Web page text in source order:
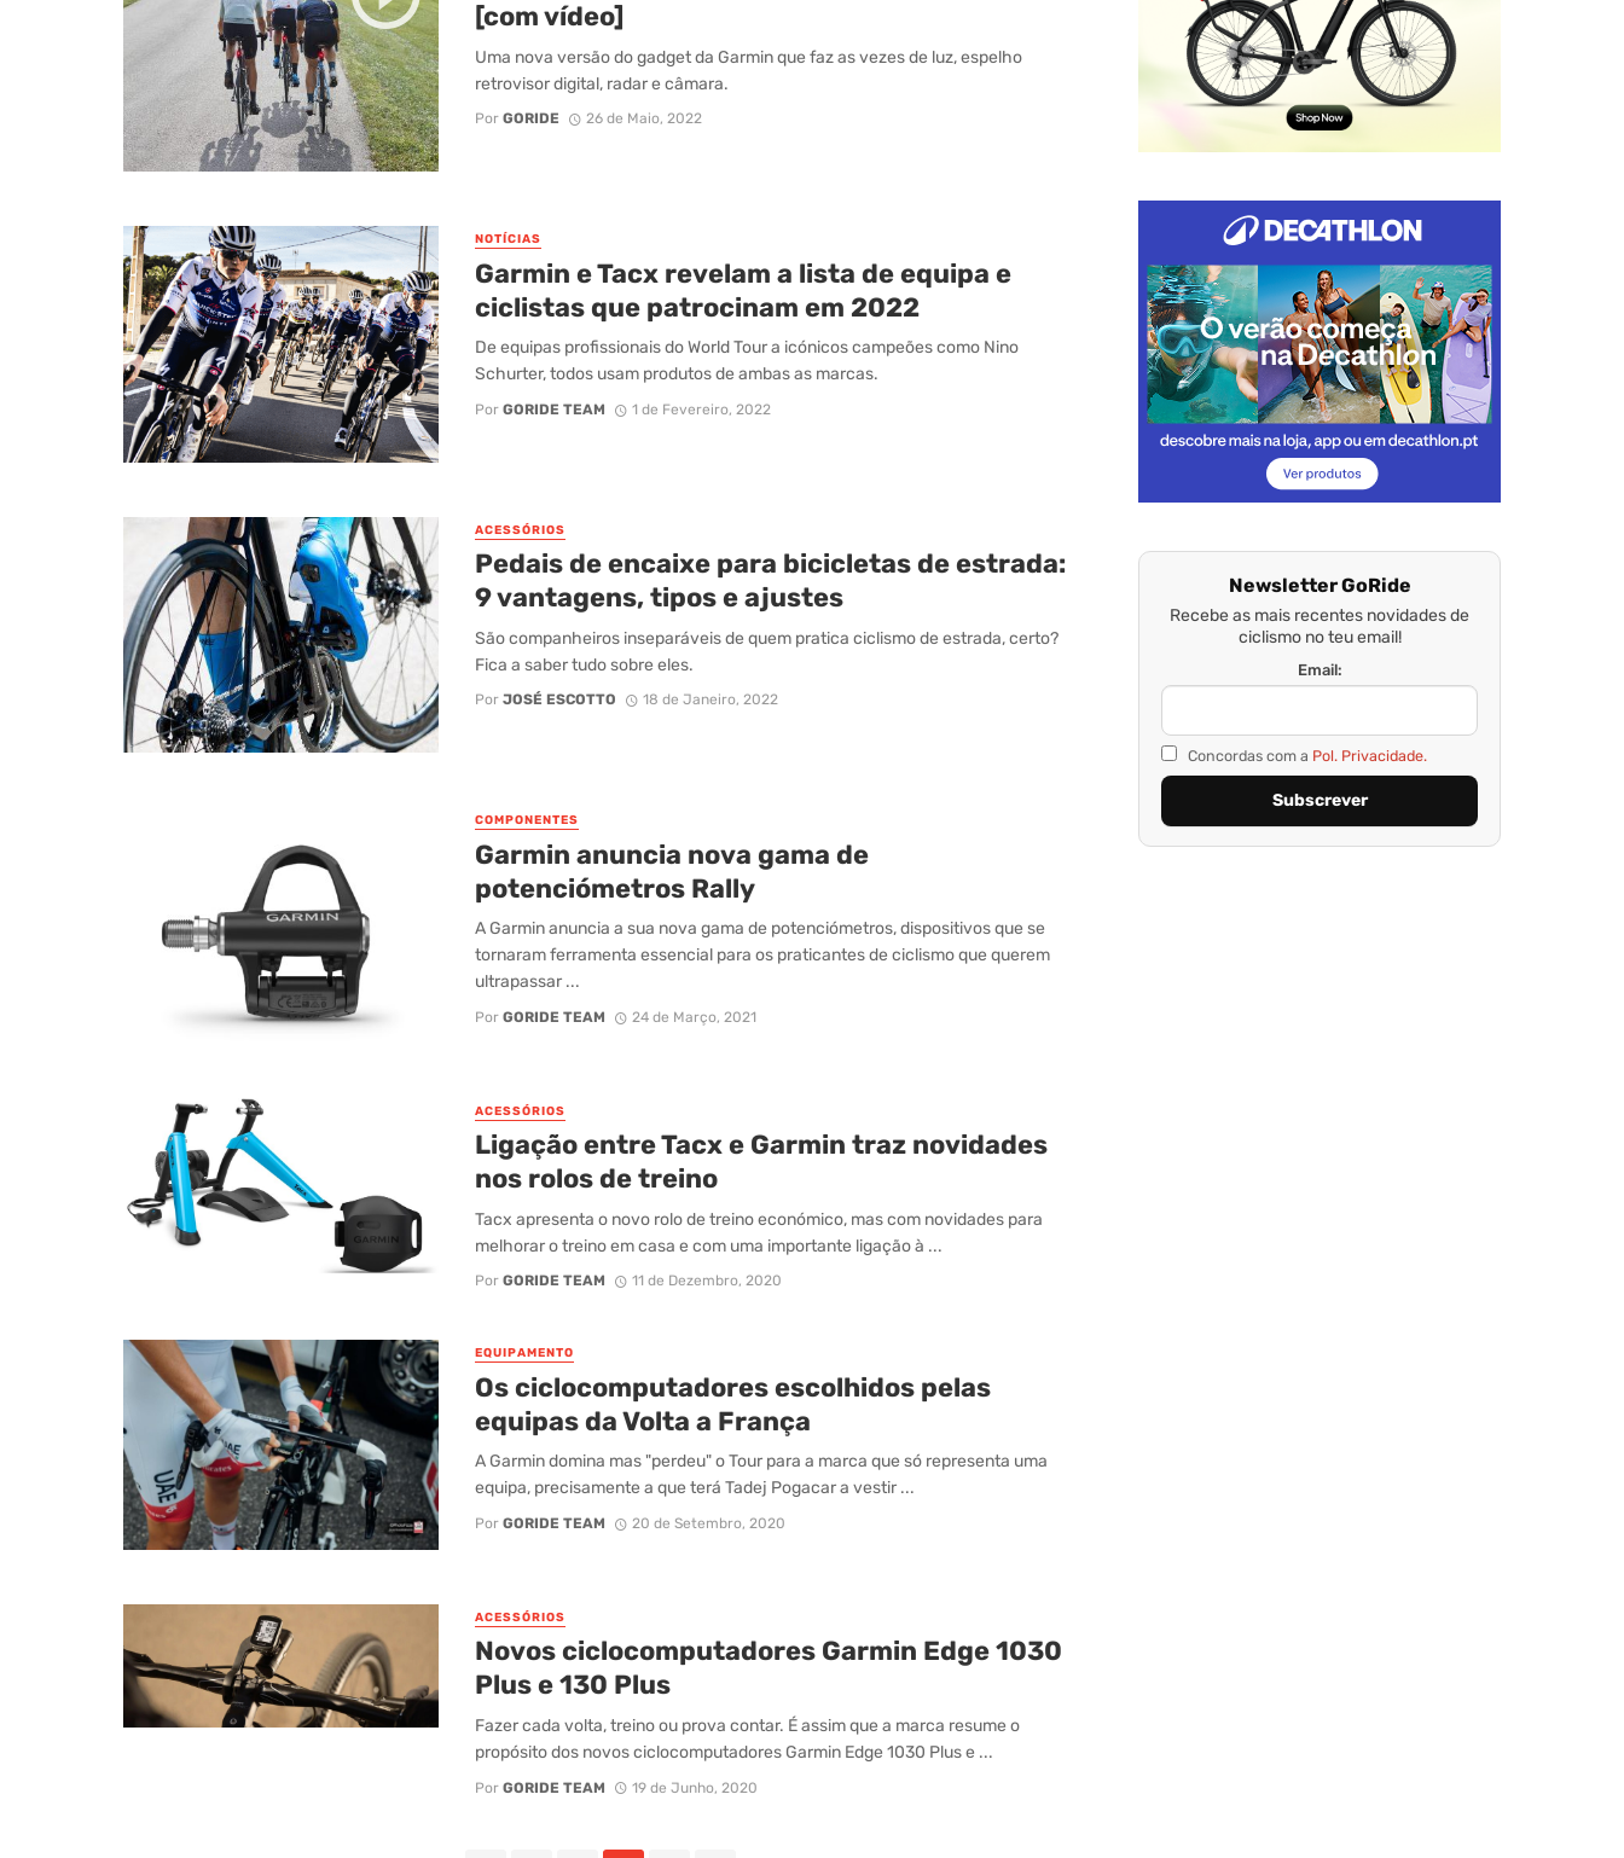
[com vídeo]
Uma nova versão do gadget da Garmin que faz as vezes de luz, espelho
retrovisor digital, radar e câmara.
Por GORIDE 26 de Maio, 2022
NOTÍCIAS
Garmin e Tacx revelam a lista de equipa e
ciclistas que patrocinam em 2022
De equipas profissionais do World Tour a icónicos campeões como Nino
Schurter, todos usam produtos de ambas as marcas.
Por GORIDE TEAM 1 de Fevereiro, 2022
ACESSÓRIOS
Pedais de encaixe para bicicletas de estrada:
9 vantagens, tipos e ajustes
São companheiros inseparáveis de quem pratica ciclismo de estrada, certo?
Fica a saber tudo sobre eles.
Por JOSÉ ESCOTTO 18 de Janeiro, 2022
COMPONENTES
Garmin anuncia nova gama de
potenciómetros Rally
A Garmin anuncia a sua nova gama de potenciómetros, dispositivos que se
tornaram ferramenta essencial para os praticantes de ciclismo que querem
ultrapassar ...
Por GORIDE TEAM 24 de Março, 2021
ACESSÓRIOS
Ligação entre Tacx e Garmin traz novidades
nos rolos de treino
Tacx apresenta o novo rolo de treino económico, mas com novidades para
melhorar o treino em casa e com uma importante ligação à ...
Por GORIDE TEAM 11 de Dezembro, 2020
EQUIPAMENTO
Os ciclocomputadores escolhidos pelas
equipas da Volta a França
A Garmin domina mas "perdeu" o Tour para a marca que só representa uma
equipa, precisamente a que terá Tadej Pogacar a vestir ...
Por GORIDE TEAM 20 de Setembro, 2020
ACESSÓRIOS
Novos ciclocomputadores Garmin Edge 1030
Plus e 130 Plus
Fazer cada volta, treino ou prova contar. É assim que a marca resume o
propósito dos novos ciclocomputadores Garmin Edge 1030 Plus e ...
Por GORIDE TEAM 19 de Junho, 2020
Newsletter GoRide
Recebe as mais recentes novidades de
ciclismo no teu email!
Email:
Concordas com a Pol. Privacidade.